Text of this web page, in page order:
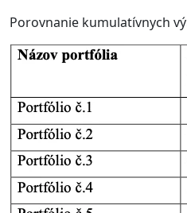
Porovnanie kumulatívnych